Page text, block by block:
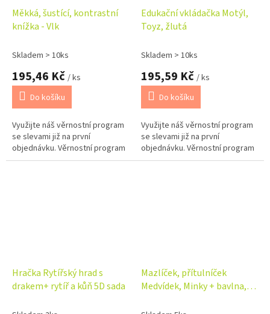
Měkká, šustící, kontrastní
knížka - Vlk
Skladem > 10ks
195,46 Kč / ks
Do košíku
Využijte náš věrnostní program
se slevami již na první
objednávku. Věrnostní program
Edukační vkládačka Motýl,
Toyz, žlutá
Skladem > 10ks
195,59 Kč / ks
Do košíku
Využijte náš věrnostní program
se slevami již na první
objednávku. Věrnostní program
Hračka Rytířský hrad s
drakem+ rytíř a kůň 5D sada
Mazlíček, přítulníček
Medvídek, Minky + bavlna,